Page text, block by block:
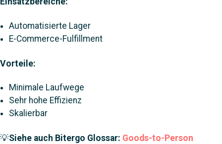
Automatisierte Lager
E-Commerce-Fulfillment
Vorteile:
Minimale Laufwege
Sehr hohe Effizienz
Skalierbar
💡Siehe auch Bitergo Glossar: Goods-to-Person